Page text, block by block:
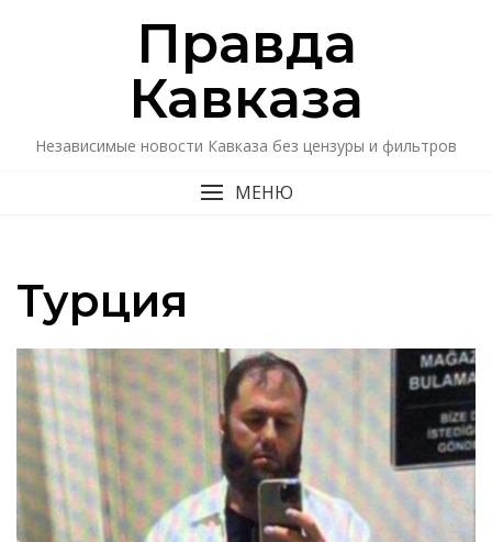
Правда
Кавказa
Независимые новости Кавказа без цензуры и фильтров
МЕНЮ
Турция